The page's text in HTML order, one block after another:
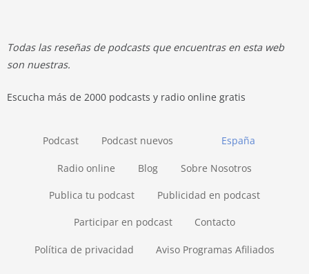
Todas las reseñas de podcasts que encuentras en esta web
son nuestras.
Escucha más de 2000 podcasts y radio online gratis
España
Podcast Podcast nuevos
Radio online Blog Sobre Nosotros
Publica tu podcast Publicidad en podcast
Participar en podcast Contacto
Política de privacidad Aviso Programas Afiliados